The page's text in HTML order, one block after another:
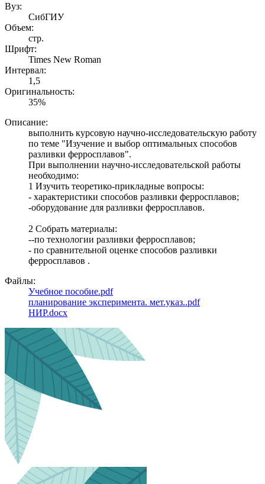
Вуз:
СибГИУ
Объем:
стр.
Шрифт:
Times New Roman
Интервал:
1,5
Оригинальность:
35%
Описание:
выполнить курсовую научно-исследовательскую работу
по теме "Изучение и выбор оптимальных способов
разливки ферросплавов".
При выполнении научно-исследовательской работы
необходимо:
1 Изучить теоретико-прикладные вопросы:
- характеристики способов разливки ферросплавов;
-оборудование для разливки ферросплавов.
2 Собрать материалы:
--по технологии разливки ферросплавов;
- по сравнительной оценке способов разливки
ферросплавов .
Файлы:
Учебное пособие.pdf
планирование эксперимента. мет.указ..pdf
НИР.docx